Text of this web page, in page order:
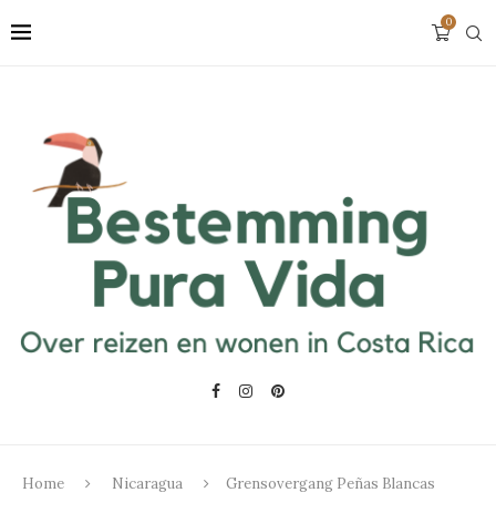
0
Home Nicaragua Grensovergang Peñas Blancas